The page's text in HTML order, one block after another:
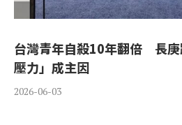
台灣青年自殺10年翻倍 長庚
壓力」成主因
2026-06-03